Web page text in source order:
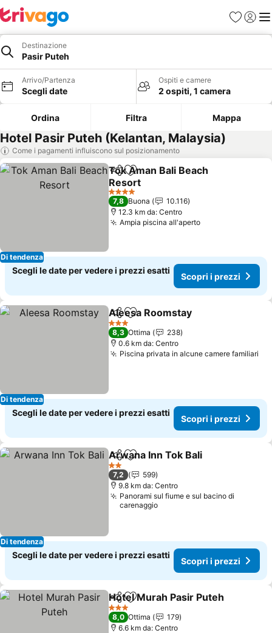
PreferitiAccedi
Destinazione
Pasir Puteh
Arrivo/Partenza
Scegli date
Ospiti e camere
2 ospiti, 1 camera
Ordina Filtra Mappa
Hotel Pasir Puteh (Kelantan, Malaysia)
Come i pagamenti influiscono sul posizionamento
Di tendenza
CondividiAggiungi ai preferiti
Tok Aman Bali Beach
Resort
Scopri i prezzi
4 Stelle
7,8 Buona
10.116
12.3 km da: Centro
Ampia piscina all'apertoScopri i prezzi
Scegli le date per vedere i prezzi esatti
Scopri i prezzi
Di tendenza
CondividiAggiungi ai preferiti
Aleesa Roomstay
3 Stelle
8,3 Ottima
238
0.6 km da: Centro
Piscina privata in alcune camere familiari
Scegli le date per vedere i prezzi esatti
Scopri i prezzi
Di tendenza
CondividiAggiungi ai preferiti
Arwana Inn Tok Bali
2 Stelle
7,2
599
9.8 km da: Centro
Panorami sul fiume e sul bacino di
carenaggio
Scegli le date per vedere i prezzi esatti
Scopri i prezzi
CondividiAggiungi ai preferiti
Hotel Murah Pasir Puteh
3 Stelle
8,0 Ottima
179
6.6 km da: Centro